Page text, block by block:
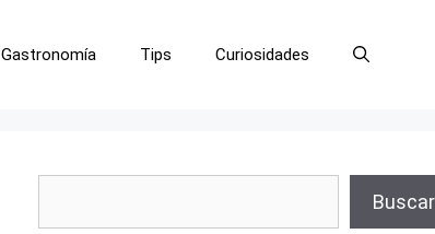
Gastronomía Tips Curiosidades
Buscar